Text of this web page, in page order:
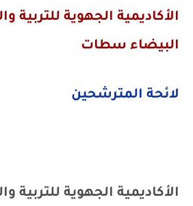
الأكاديمية الجهوية للتربية
البيضاء سطات
لائحة المترشحين
الأكاديمية الجهوية للتربية